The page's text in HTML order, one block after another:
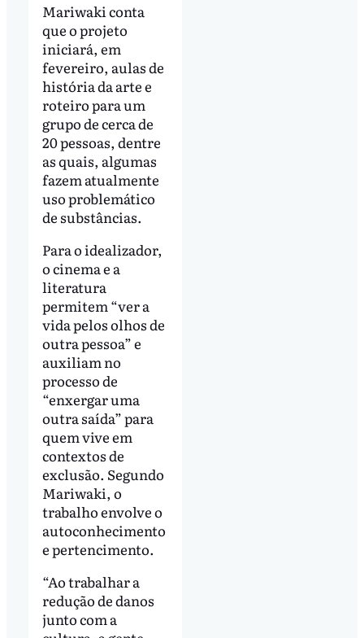
Mariwaki conta
que o projeto
iniciará, em
fevereiro, aulas de
história da arte e
roteiro para um
grupo de cerca de
20 pessoas, dentre
as quais, algumas
fazem atualmente
uso problemático
de substâncias.
Para o idealizador,
o cinema e a
literatura
permitem “ver a
vida pelos olhos de
outra pessoa” e
auxiliam no
processo de
“enxergar uma
outra saída” para
quem vive em
contextos de
exclusão. Segundo
Mariwaki, o
trabalho envolve o
autoconhecimento
e pertencimento.
“Ao trabalhar a
redução de danos
junto com a